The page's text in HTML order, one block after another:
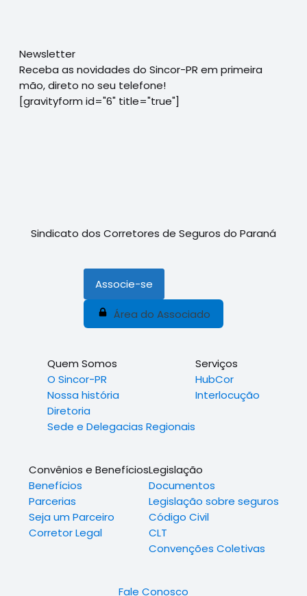
Newsletter
Receba as novidades do Sincor-PR em primeira
mão, direto no seu telefone!
[gravityform id="6" title="true"]
Sindicato dos Corretores de Seguros do Paraná
Associe-se
Área do Associado
Quem Somos
O Sincor-PR
Nossa história
Diretoria
Sede e Delegacias Regionais
Serviços
HubCor
Interlocução
Convênios e Benefícios
Benefícios
Parcerias
Seja um Parceiro
Corretor Legal
Legislação
Documentos
Legislação sobre seguros
Código Civil
CLT
Convenções Coletivas
Fale Conosco